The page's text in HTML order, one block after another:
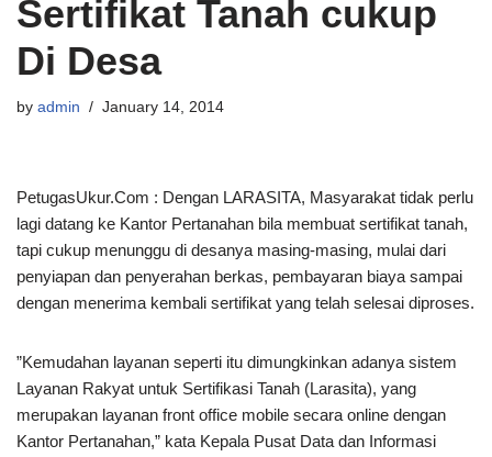
Sertifikat Tanah cukup
Di Desa
by admin January 14, 2014
PetugasUkur.Com : Dengan LARASITA, Masyarakat tidak perlu
lagi datang ke Kantor Pertanahan bila membuat sertifikat tanah,
tapi cukup menunggu di desanya masing-masing, mulai dari
penyiapan dan penyerahan berkas, pembayaran biaya sampai
dengan menerima kembali sertifikat yang telah selesai diproses.
”Kemudahan layanan seperti itu dimungkinkan adanya sistem
Layanan Rakyat untuk Sertifikasi Tanah (Larasita), yang
merupakan layanan front office mobile secara online dengan
Kantor Pertanahan,” kata Kepala Pusat Data dan Informasi